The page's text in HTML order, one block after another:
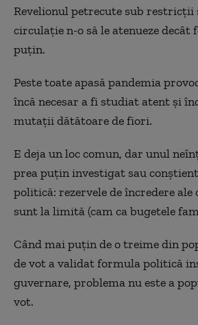
Revelionul petrecute sub restricții
circulație n-o să le atenueze decât
puțin.
Peste toate apasă pandemia
încă necesar a fi studiat atent și
mutații dătătoare de fiori.
E deja un loc comun, dar unul
prea puțin investigat sau
politică: rezervele de încredere
sunt la limită (cam ca bugetele
Când mai puțin de o treime din
de vot a validat formula politică
guvernare, problema nu este a
vot.